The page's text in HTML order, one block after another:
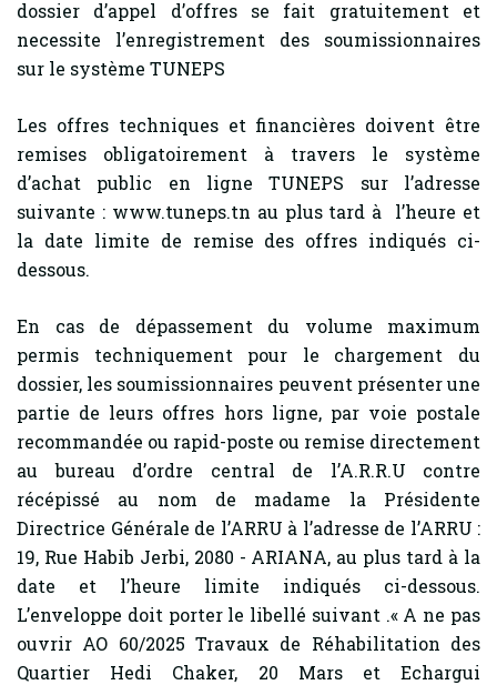
dossier d’appel d’offres se fait gratuitement et
necessite l’enregistrement des soumissionnaires
sur le système TUNEPS
Les offres techniques et financières doivent être
remises obligatoirement à travers le système
d’achat public en ligne TUNEPS sur l’adresse
suivante : www.tuneps.tn au plus tard à l’heure et
la date limite de remise des offres indiqués ci-
dessous.
En cas de dépassement du volume maximum
permis techniquement pour le chargement du
dossier, les soumissionnaires peuvent présenter une
partie de leurs offres hors ligne, par voie postale
recommandée ou rapid-poste ou remise directement
au bureau d’ordre central de l’A.R.R.U contre
récépissé au nom de madame la Présidente
Directrice Générale de l’ARRU à l’adresse de l’ARRU :
19, Rue Habib Jerbi, 2080 - ARIANA, au plus tard à la
date et l’heure limite indiqués ci-dessous.
L’enveloppe doit porter le libellé suivant .« A ne pas
ouvrir AO 60/2025 Travaux de Réhabilitation des
Quartier Hedi Chaker, 20 Mars et Echargui